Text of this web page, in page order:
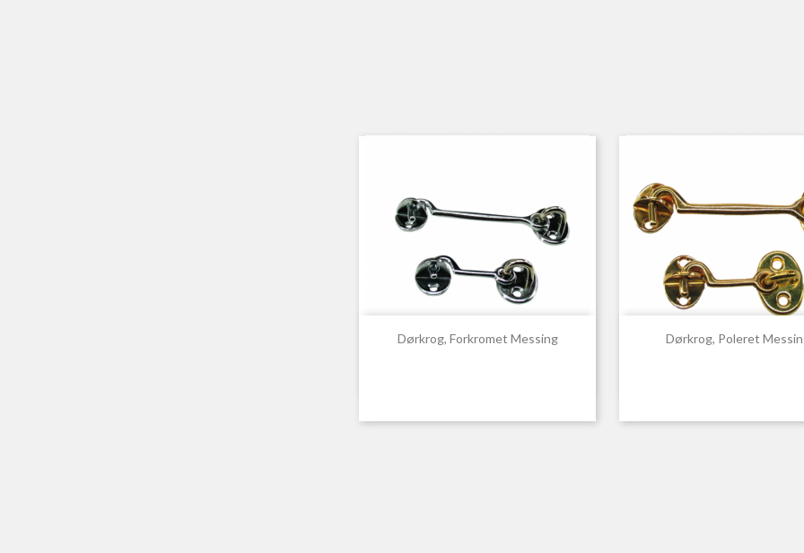
Dørkrog, Forkromet Messing
 Hurtigvisning Dørkrog, Poleret
Hurtigvisning